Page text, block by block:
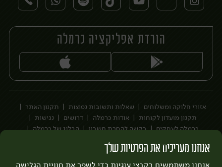
יח׳
אנחנו מעריכים את הפרטיות שלך
אנחנו משתמשים בקבצי עוגיות כדי לשפר את חוויית הגלישה
הורדת אפליקציה כרמלה
אזורי חלוקה ומשלוחים שאלות ותשובות נפוצות
תקנון האתר
תקנון מועדון לקוחות
אודות כרמלה דרושים
נגישות
כרמלה לעסקים
בקשה להסרת חשבון
הבלוג של כרמלה
עיצוב:3bearsפיתוח:Quatro